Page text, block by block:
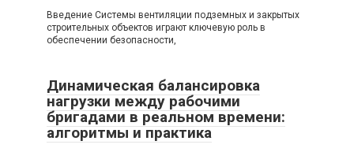
Введение Системы вентиляции подземных и закрытых
строительных объектов играют ключевую роль в
обеспечении безопасности,
Динамическая балансировка
нагрузки между рабочими
бригадами в реальном времени:
алгоритмы и практика